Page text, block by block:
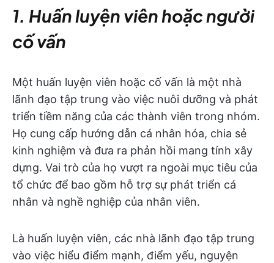
1. Huấn luyện viên hoặc người
cố vấn
Một huấn luyện viên hoặc cố vấn là một nhà
lãnh đạo tập trung vào việc nuôi dưỡng và phát
triển tiềm năng của các thành viên trong nhóm.
Họ cung cấp hướng dẫn cá nhân hóa, chia sẻ
kinh nghiệm và đưa ra phản hồi mang tính xây
dựng. Vai trò của họ vượt ra ngoài mục tiêu của
tổ chức để bao gồm hỗ trợ sự phát triển cá
nhân và nghề nghiệp của nhân viên.
Là huấn luyện viên, các nhà lãnh đạo tập trung
vào việc hiểu điểm mạnh, điểm yếu, nguyện